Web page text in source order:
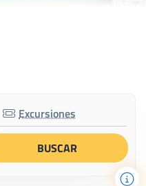
Excursiones